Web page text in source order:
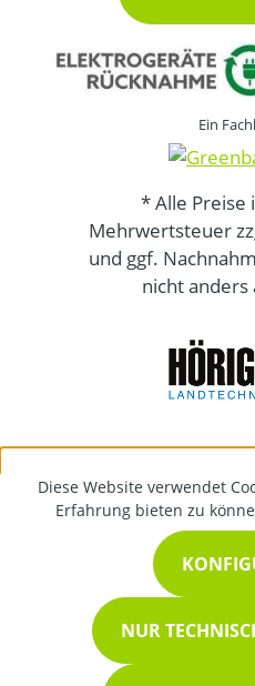
Ein
* Alle Preise
Mehrwertsteuer
und ggf.
nicht anders
Diese Website verwendet
Erfahrung bieten zu
NUR